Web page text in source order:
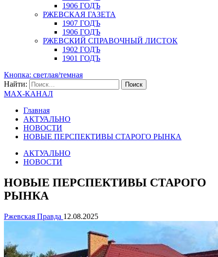
1906 ГОДЪ
РЖЕВСКАЯ ГАЗЕТА
1907 ГОДЪ
1906 ГОДЪ
РЖЕВСКИЙ СПРАВОЧНЫЙ ЛИСТОК
1902 ГОДЪ
1901 ГОДЪ
Кнопка: светлая/темная
Найти:
MAX-КАНАЛ
Главная
АКТУАЛЬНО
НОВОСТИ
НОВЫЕ ПЕРСПЕКТИВЫ СТАРОГО РЫНКА
АКТУАЛЬНО
НОВОСТИ
НОВЫЕ ПЕРСПЕКТИВЫ СТАРОГО
РЫНКА
Ржевская Правда 12.08.2025